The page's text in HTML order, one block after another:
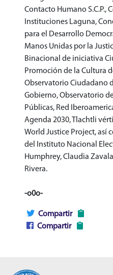
Contacto Humano S.C.P.,
Instituciones Laguna,
para el Desarrollo
Manos Unidas por la
Binacional de iniciativa
Promoción de la Cultura
Observatorio Ciudadano
Gobierno, Observatorio
Públicas, Red
Agenda 2030, Tlachtli
World Justice Project, así
del Instituto Nacional
Humphrey, Claudia
Rivera.
-o0o-
Compartir
Compartir